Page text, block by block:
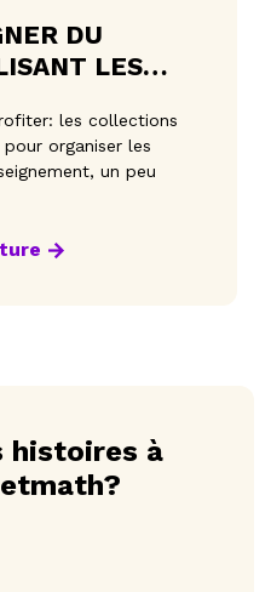
DU
LES
les collections
organiser les
un peu
histoires à